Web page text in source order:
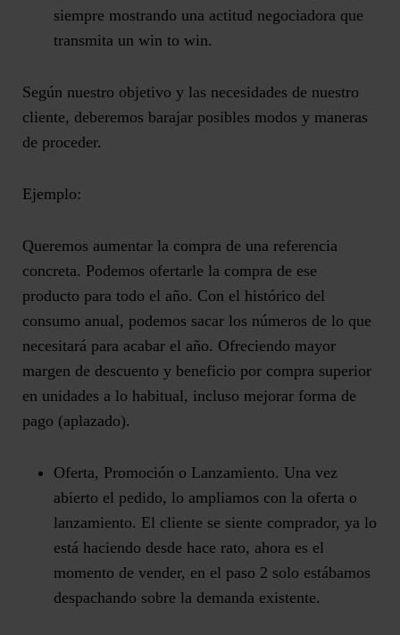
siempre mostrando una actitud negociadora que
transmita un win to win.
Según nuestro objetivo y las necesidades de nuestro
cliente, deberemos barajar posibles modos y maneras
de proceder.
Ejemplo:
Queremos aumentar la compra de una referencia
concreta. Podemos ofertarle la compra de ese
producto para todo el año. Con el histórico del
consumo anual, podemos sacar los números de lo que
necesitará para acabar el año. Ofreciendo mayor
margen de descuento y beneficio por compra superior
en unidades a lo habitual, incluso mejorar forma de
pago (aplazado).
Oferta, Promoción o Lanzamiento. Una vez
abierto el pedido, lo ampliamos con la oferta o
lanzamiento. El cliente se siente comprador, ya lo
está haciendo desde hace rato, ahora es el
momento de vender, en el paso 2 solo estábamos
despachando sobre la demanda existente.